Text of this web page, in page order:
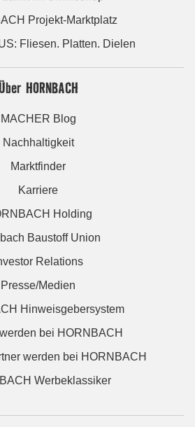
Projekt-Marktplatz
Fliesen. Platten. Dielen
HORNBACH
MACHER Blog
Nachhaltigkeit
Marktfinder
Karriere
Holding
Baustoff Union
Relations
Presse/Medien
Hinweisgebersystem
bei HORNBACH
werden bei HORNBACH
Werbeklassiker